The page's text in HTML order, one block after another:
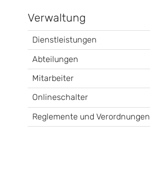
Verwaltung
Dienstleistungen
Abteilungen
Mitarbeiter
Onlineschalter
Reglemente und Verordnungen